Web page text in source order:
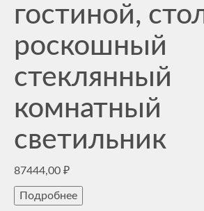
гостиной,
роскошный
стеклянный
комнатный
светильник
87444,00 ₽
Подробнее